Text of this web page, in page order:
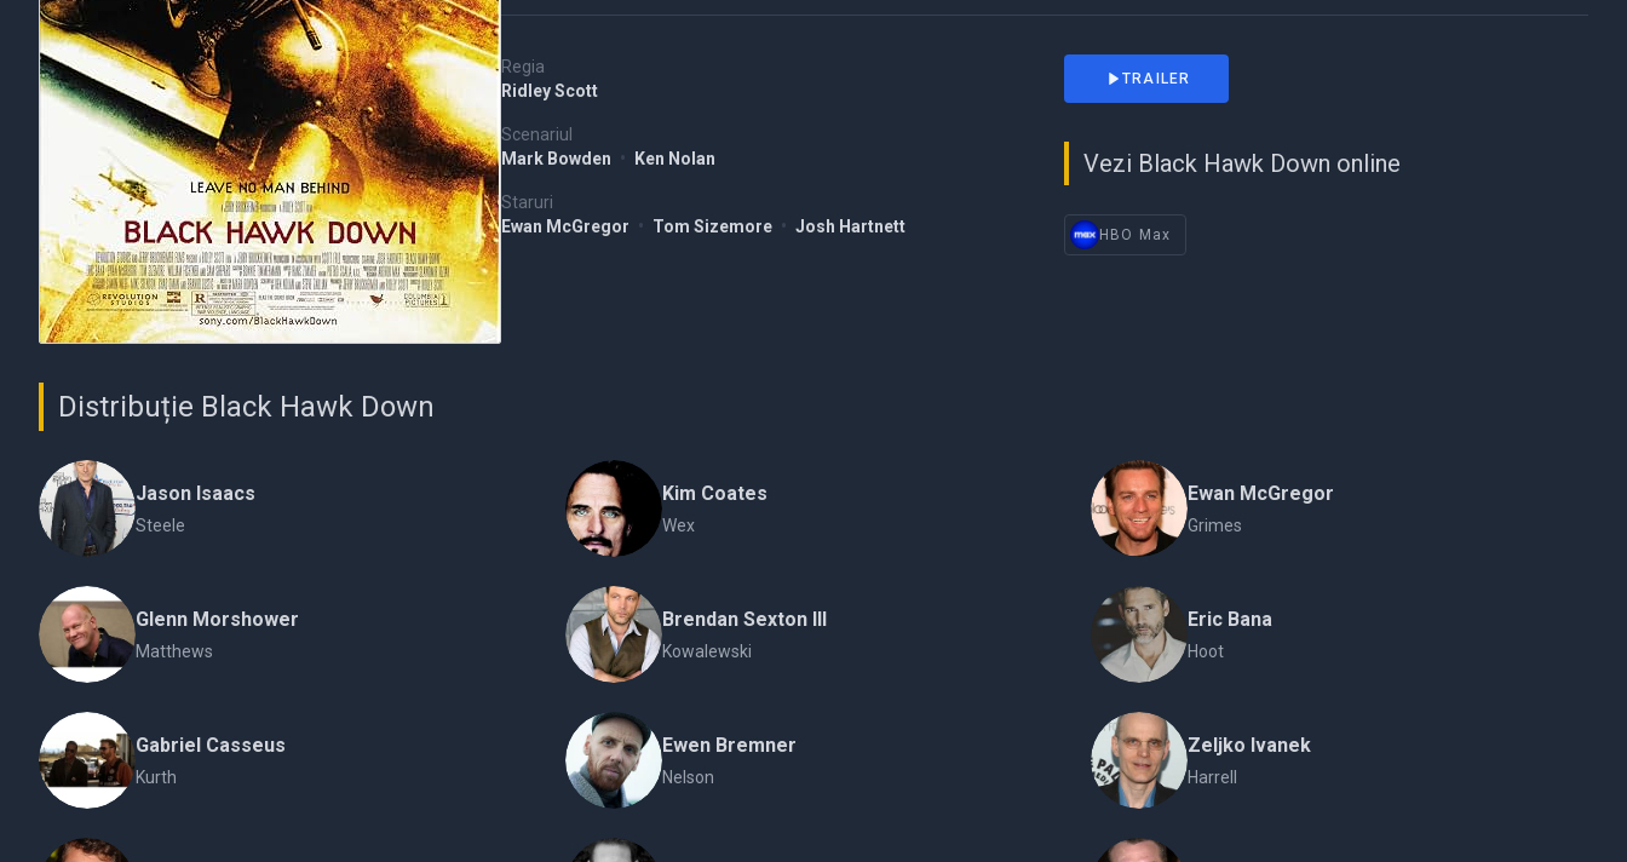
Regia
Ridley Scott
Scenariul
Mark Bowden • Ken Nolan
Staruri
Ewan McGregor • Tom Sizemore • Josh Hartnett
TRAILER
Vezi Black Hawk Down online
HBO Max
Distribuție Black Hawk Down
Jason Isaacs
Steele
Kim Coates
Wex
Ewan McGregor
Grimes
Glenn Morshower
Matthews
Brendan Sexton III
Kowalewski
Eric Bana
Hoot
Gabriel Casseus
Kurth
Ewen Bremner
Nelson
Zeljko Ivanek
Harrell